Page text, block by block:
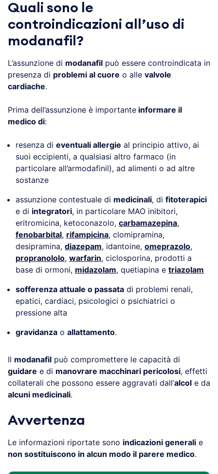
Quali sono le
controindicazioni all’uso di
modanafil?
L’assunzione di modanafil può essere controindicata in
presenza di problemi al cuore o alle valvole
cardiache.
Prima dell’assunzione è importante informare il
medico di:
resenza di eventuali allergie al principio attivo, ai
suoi eccipienti, a qualsiasi altro farmaco (in
particolare all’armodafinil), ad alimenti o ad altre
sostanze
assunzione contestuale di medicinali, di fitoterapici
e di integratori, in particolare MAO inibitori,
eritromicina, ketoconazolo, carbamazepina,
fenobarbital, rifampicina, clomipramina,
desipramina, diazepam, idantoine, omeprazolo,
propranololo, warfarin, ciclosporina, prodotti a
base di ormoni, midazolam, quetiapina e triazolam
sofferenza attuale o passata di problemi renali,
epatici, cardiaci, psicologici o psichiatrici o
pressione alta
gravidanza o allattamento.
Il modanafil può compromettere le capacità di
guidare e di manovrare macchinari pericolosi, effetti
collaterali che possono essere aggravati dall’alcol e da
alcuni medicinali.
Avvertenza
Le informazioni riportate sono indicazioni generali e
non sostituiscono in alcun modo il parere medico.